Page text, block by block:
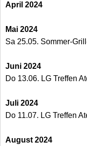
April 2024
Mai 2024
Sa 25.05. Sommer-
Juni 2024
Do 13.06. LG Treffen
Juli 2024
Do 11.07. LG Treffen
August 2024